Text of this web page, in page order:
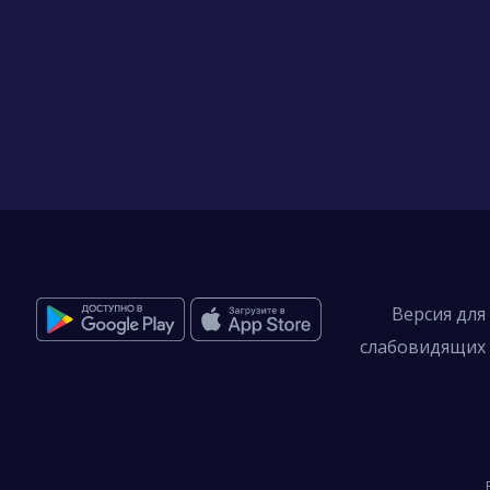
Версия для
слабовидящих